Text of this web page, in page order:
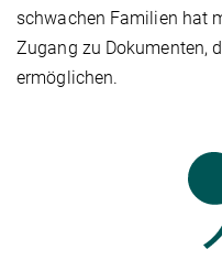
schwachen Familien hat
Zugang zu Dokumenten,
ermöglichen.